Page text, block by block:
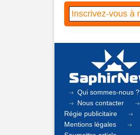
Qui sommes-nous ?
Nous contacter
Régie publicitaire
Mentions légales